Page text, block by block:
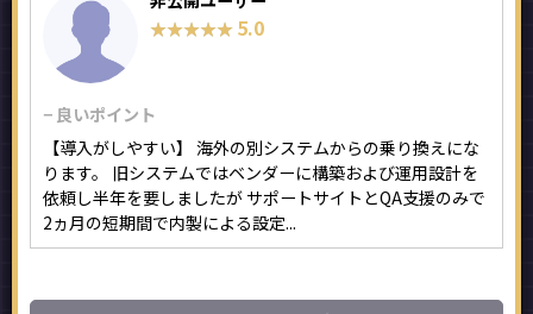
★★★★★
★★★★★ 5.0
− 良いポイント
【導入がしやすい】 海外の別システムからの乗り換えにな
ります。 旧システムではベンダーに構築および運用設計を
依頼し半年を要しましたが サポートサイトとQA支援のみで
2ヵ月の短期間で内製による設定...